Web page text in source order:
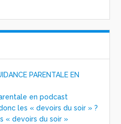
PARENTALE EN
en podcast
les « devoirs du soir » ?
« devoirs du soir »